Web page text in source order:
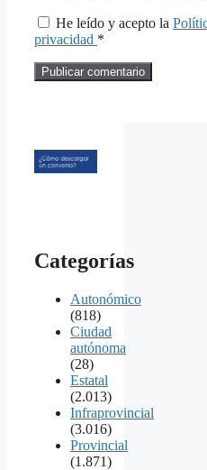
He leído y acepto la
privacidad *
Categorías
Autonómico
(818)
Ciudad
autónoma
(28)
Estatal
(2.013)
Infraprovincial
(3.016)
Provincial
(1.871)